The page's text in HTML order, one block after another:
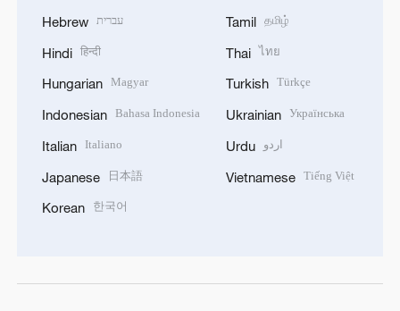
Hebrew עברית
Hindi हिन्दी
Hungarian Magyar
Indonesian Bahasa Indonesia
Italian Italiano
Japanese 日本語
Korean 한국어
Tamil தமிழ்
Thai ไทย
Turkish Türkçe
Ukrainian Українська
Urdu اردو
Vietnamese Tiếng Việt